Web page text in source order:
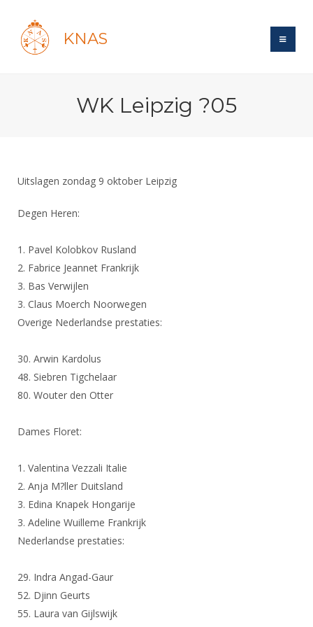
KNAS
Forums
Maandelijks archief
Evenement
Website
Handleiding
Historie
Lidmaatschap
Tarieven
Ledencijfers
Sponsors en Partners
Organisatie
Commissies
Ereleden
Leden van Verdiensten
Bondsbureau
Contact
Medewerkers
Formulieren
Recreatiesport
Veteranen
Lichtzwaardschermen
Wedstrijdsport
Inschrijven
Reglementen
Schermpaspoort
Wedstrijdkalender
KNAS Keurmerk
NK's
JPT
JEC
Veteranenwedstrijden
NK's
Oranje
DBT
SBT
Talentontwikkeling
Atletencommissie
Internationale Titeltoernooien
Internationale aanmeldingen
Ouders en vereniging
Jeugdkampen
Voor coaches en leraren
Nieuws
Nationale opleidingen
Opleidingen
Leraar
Voor scheidsrechters
Scheidsrechterslijst
Scheidsrechter Documentatie
Forums
Schermforum
Nieuws
Zoek Vereniging
Contact
NK organiseren
WK Leipzig ?05
Uitslagen zondag 9 oktober Leipzig
Degen Heren:
1. Pavel Kolobkov Rusland
2. Fabrice Jeannet Frankrijk
3. Bas Verwijlen
3. Claus Moerch Noorwegen
Overige Nederlandse prestaties:
30. Arwin Kardolus
48. Siebren Tigchelaar
80. Wouter den Otter
Dames Floret:
1. Valentina Vezzali Italie
2. Anja M?ller Duitsland
3. Edina Knapek Hongarije
3. Adeline Wuilleme Frankrijk
Nederlandse prestaties:
29. Indra Angad-Gaur
52. Djinn Geurts
55. Laura van Gijlswijk